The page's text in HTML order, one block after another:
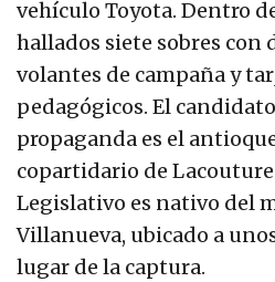
vehículo Toyota. Dentro
hallados siete sobres con
volantes de campaña y
pedagógicos. El
propaganda es el
copartidario de
Legislativo es nativo del
Villanueva, ubicado a
lugar de la captura.